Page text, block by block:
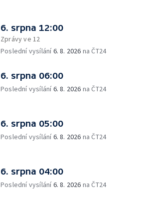
6. srpna 12:00
Zprávy ve 12
Poslední vysílání6. 8. 2026 na ČT24
6. srpna 06:00
Poslední vysílání6. 8. 2026 na ČT24
6. srpna 05:00
Poslední vysílání6. 8. 2026 na ČT24
6. srpna 04:00
Poslední vysílání6. 8. 2026 na ČT24